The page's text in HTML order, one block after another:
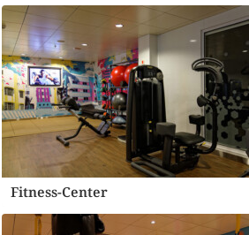
Fitness-Center